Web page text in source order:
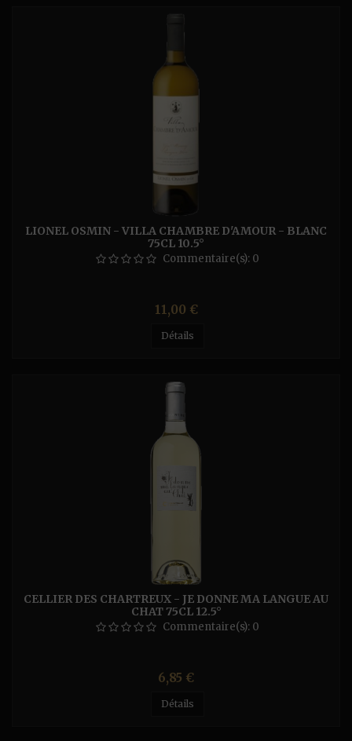
LIONEL OSMIN - VILLA CHAMBRE D'AMOUR - BLANC
75CL 10.5°
Commentaire(s): 0
Prix
11,00 €
Détails
CELLIER DES CHARTREUX - JE DONNE MA LANGUE AU
CHAT 75CL 12.5°
Commentaire(s): 0
Prix
6,85 €
Détails